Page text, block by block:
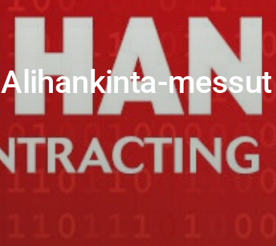
Alihankinta-